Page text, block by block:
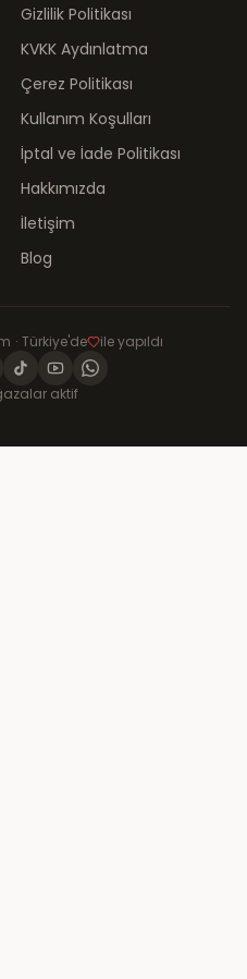
Gizlilik Politikası
KVKK Aydınlatma
Çerez Politikası
Kullanım Koşulları
İptal ve İade Politikası
Hakkımızda
İletişim
Blog
· Türkiye'de ile yapıldı
aktif